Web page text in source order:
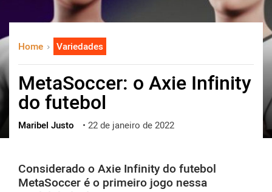
русский
العربية
ไทย
ქართული
vietnamese
Home Variedades
MetaSoccer: o Axie Infinity
do futebol
Maribel Justo • 22 de janeiro de 2022
Considerado o Axie Infinity do futebol
MetaSoccer é o primeiro jogo nessa